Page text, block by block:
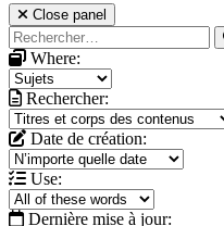
Close panel
Where:
Rechercher:
Date de création:
Use:
Dernière mise à jour: